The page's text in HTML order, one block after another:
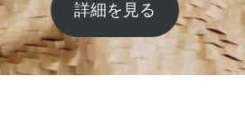
詳細を見る